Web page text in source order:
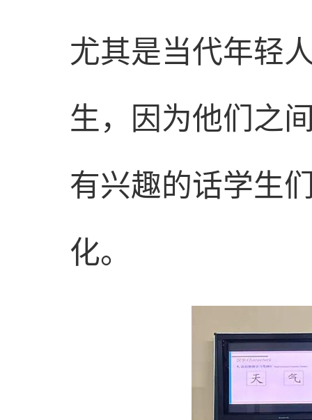
尤其是当代年轻
生，因为他们之
有兴趣的话学生
化。